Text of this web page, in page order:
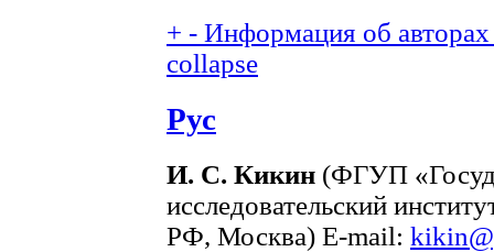
+ - Информация об
collapse
Рус
И. С. Кикин (ФГУП
исследовательский
РФ, Москва) E-mail: